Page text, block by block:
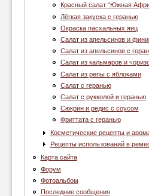
Красный салат “Южная
Лёгкая закуска с геранью
Окраска пасхальных яиц
Салат из апельсинов и
Салат из апельсинов с
Салат из кальмаров и
Салат из репы с яблоками
Салат с геранью
Салат с рукколой и геранью
Сюкрин и редис с соусом
Фриттата с геранью
Косметические рецепты и
Рецепты использований в
Карта сайта
Форум
Фотоальбом
Последние сообщения